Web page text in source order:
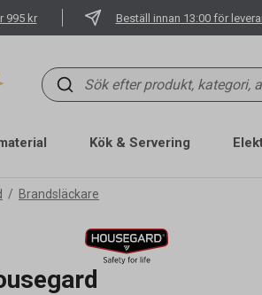
995 kr Beställ innan 13:00 för
Kök & Servering
Brandsläckare